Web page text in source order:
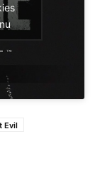
Evil